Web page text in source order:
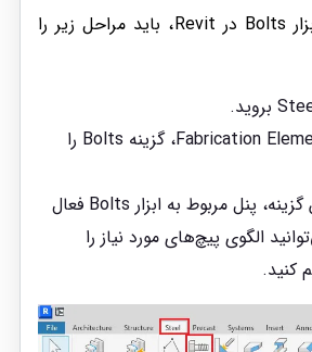
برای دسترسی به ابزار Bolts در Revit، باید مراحل زیر را
در بخش Fabrication Elements، گزینه Bolts را
با انتخاب این گزینه، پنل مربوط به ابزار Bolts فعال
الگوی پیچ‌های مورد نیاز را
کنید.